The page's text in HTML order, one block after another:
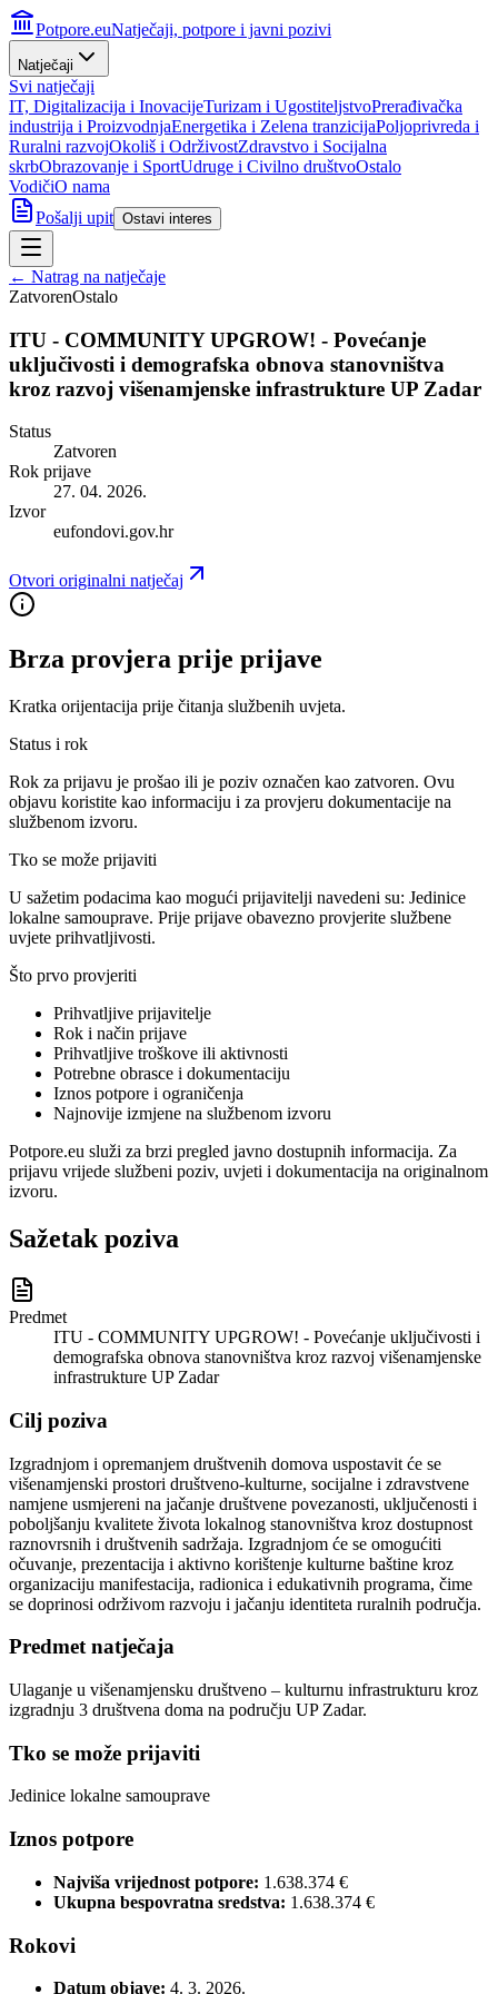
Potpore.euNatječaji, potpore i javni pozivi
Natječaji
Svi natječaji
IT, Digitalizacija i InovacijeTurizam i UgostiteljstvoPrerađivačka
industrija i ProizvodnjaEnergetika i Zelena tranzicijaPoljoprivreda i
Ruralni razvojOkoliš i OdrživostZdravstvo i Socijalna
skrbObrazovanje i SportUdruge i Civilno društvoOstalo
VodičiO nama
Pošalji upit Ostavi interes
← Natrag na natječaje
ZatvorenOstalo
ITU - COMMUNITY UPGROW! - Povećanje
uključivosti i demografska obnova stanovništva
kroz razvoj višenamjenske infrastrukture UP Zadar
Status
Zatvoren
Rok prijave
27. 04. 2026.
Izvor
eufondovi.gov.hr
Otvori originalni natječaj
Brza provjera prije prijave
Kratka orijentacija prije čitanja službenih uvjeta.
Status i rok
Rok za prijavu je prošao ili je poziv označen kao zatvoren. Ovu
objavu koristite kao informaciju i za provjeru dokumentacije na
službenom izvoru.
Tko se može prijaviti
U sažetim podacima kao mogući prijavitelji navedeni su: Jedinice
lokalne samouprave. Prije prijave obavezno provjerite službene
uvjete prihvatljivosti.
Što prvo provjeriti
Prihvatljive prijavitelje
Rok i način prijave
Prihvatljive troškove ili aktivnosti
Potrebne obrasce i dokumentaciju
Iznos potpore i ograničenja
Najnovije izmjene na službenom izvoru
Potpore.eu služi za brzi pregled javno dostupnih informacija. Za
prijavu vrijede službeni poziv, uvjeti i dokumentacija na originalnom
izvoru.
Sažetak poziva
Predmet
ITU - COMMUNITY UPGROW! - Povećanje uključivosti i
demografska obnova stanovništva kroz razvoj višenamjenske
infrastrukture UP Zadar
Cilj poziva
Izgradnjom i opremanjem društvenih domova uspostavit će se
višenamjenski prostori društveno-kulturne, socijalne i zdravstvene
namjene usmjereni na jačanje društvene povezanosti, uključenosti i
poboljšanju kvalitete života lokalnog stanovništva kroz dostupnost
raznovrsnih i društvenih sadržaja. Izgradnjom će se omogućiti
očuvanje, prezentacija i aktivno korištenje kulturne baštine kroz
organizaciju manifestacija, radionica i edukativnih programa, čime
se doprinosi održivom razvoju i jačanju identiteta ruralnih područja.
Predmet natječaja
Ulaganje u višenamjensku društveno – kulturnu infrastrukturu kroz
izgradnju 3 društvena doma na području UP Zadar.
Tko se može prijaviti
Jedinice lokalne samouprave
Iznos potpore
Najviša vrijednost potpore: 1.638.374 €
Ukupna bespovratna sredstva: 1.638.374 €
Rokovi
Datum objave: 4. 3. 2026.